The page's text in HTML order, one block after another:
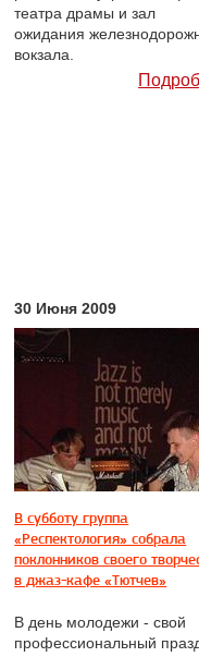
театра драмы и зал
ожидания
вокзала.
30 Июня 2009
В субботу группа
«Респектология» собрала
поклонников своего
в джаз-кафе «Тютчев»
В день молодежи - свой
профессиональный